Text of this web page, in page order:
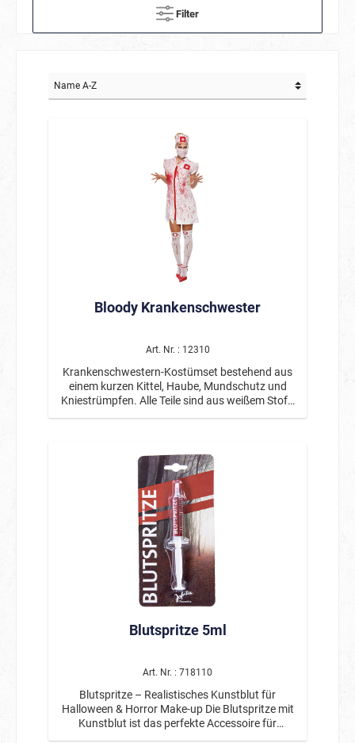
Filter
Bloody Krankenschwester
Art. Nr. : 12310
Krankenschwestern-Kostümset bestehend aus
einem kurzen Kittel, Haube, Mundschutz und
Kniestrümpfen. Alle Teile sind aus weißem Stoff,
zerrissenen Saum. Auf Haube, Kittel und dem
Bund der Kniestrümpfe sind ein Emblem
aufgedruckt.
Blutspritze 5ml
Art. Nr. : 718110
Blutspritze – Realistisches Kunstblut für
Halloween & Horror Make-up Die Blutspritze mit
Kunstblut ist das perfekte Accessoire für
realistische Horror-Looks und gruselige Effekte.